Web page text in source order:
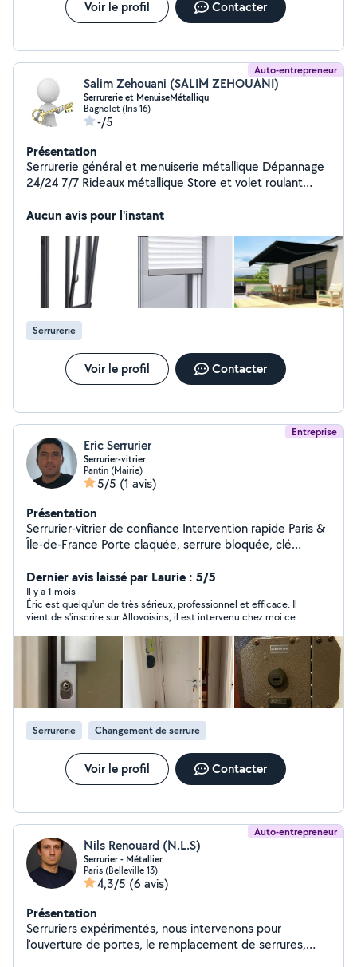
Voir le profil Contacter
Auto-entrepreneur
Salim Zehouani (SALIM ZEHOUANI)
Serrurerie et MenuiseMétalliqu
Bagnolet (Iris 16)
-/5
Présentation
Serrurerie général et menuiserie métallique Dépannage
24/24 7/7 Rideaux métallique Store et volet roulant
garde corps grilles de défense barrières escalier...
diverses.. Tarif sur demande.
Aucun avis pour l'instant
Serrurerie
Voir le profil Contacter
Entreprise
Eric Serrurier
Serrurier-vitrier
Pantin (Mairie)
5/5 (1 avis)
Présentation
Serrurier-vitrier de confiance Intervention rapide Paris &
Île-de-France Porte claquée, serrure bloquée, clé
mauvaise surprise sur la facture. Artisan indépendant
avec plusieurs années d'expérience, je travaille en toute
transparence : devis gratuit avant toute intervention,
tarifs clairs, pas de surfacturation. Je réalise tous types
de travaux : ouverture de porte, remplacement de
serrure, pose de blindage, vitrage d'urgence, installation
de cylindres haute sécurité. Mon engagement : un
travail soigné, du matériel de qualité, et un client
satisfait à chaque fois. Appelez-moi directement je
réponds rapidement et je me déplace vite.
Dernier avis laissé par Laurie : 5/5
Il y a 1 mois
Éric est quelqu'un de très sérieux, professionnel et efficace. Il
vient de s'inscrire sur Allovoisins, il est intervenu chez moi ce
Serrurerie Changement de serrure
Voir le profil Contacter
Auto-entrepreneur
Nils Renouard (N.L.S)
Serrurier - Métallier
Paris (Belleville 13)
4,3/5 (6 avis)
Présentation
Serruriers expérimentés, nous intervenons pour
l'ouverture de portes, le remplacement de serrures,